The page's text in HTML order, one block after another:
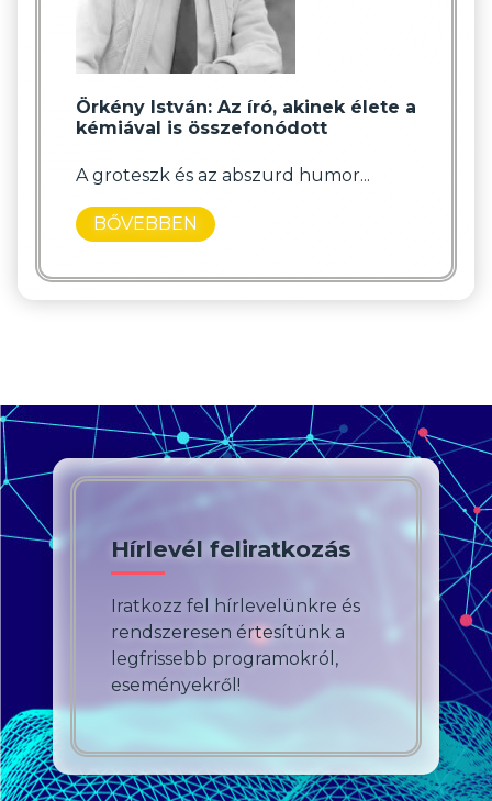
Örkény István: Az író, akinek élete a
kémiával is összefonódott
A groteszk és az abszurd humor...
BŐVEBBEN
Hírlevél feliratkozás
Iratkozz fel hírlevelünkre és
rendszeresen értesítünk a
legfrissebb programokról,
eseményekről!